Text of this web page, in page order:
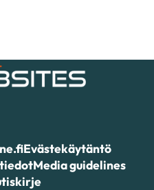
Evästekäytäntö
Media guidelines